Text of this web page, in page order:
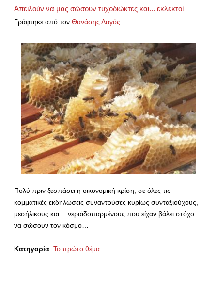
Απειλούν να μας σώσουν τυχοδιώκτες και... εκλεκτοί
Γράφτηκε από τον Θανάσης Λαγός
Πολύ πριν ξεσπάσει η οικονομική κρίση, σε όλες τις
κομματικές εκδηλώσεις συναντούσες κυρίως συνταξιούχους,
μεσήλικους και… νεραϊδοπαρμένους που είχαν βάλει στόχο
να σώσουν τον κόσμο…
Κατηγορία Το πρώτο θέμα...